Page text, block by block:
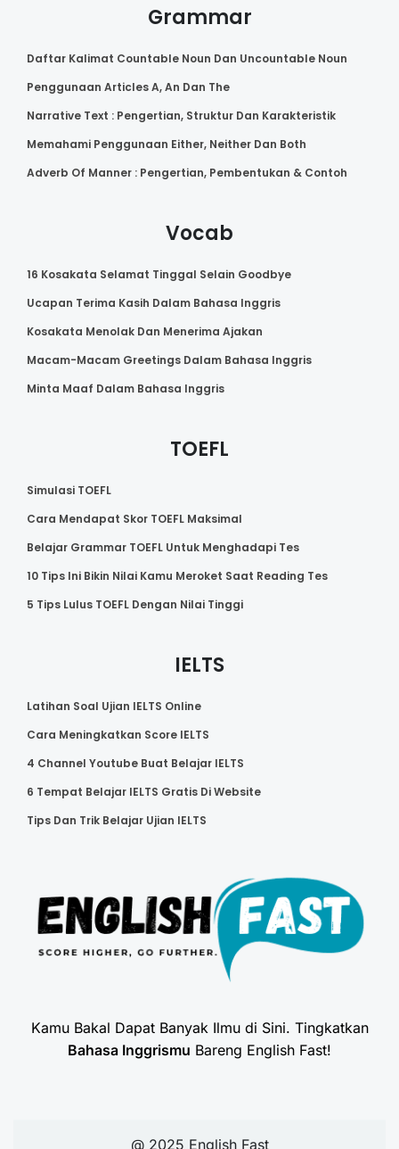
Grammar
Daftar Kalimat Countable Noun Dan Uncountable Noun
Penggunaan Articles A, An Dan The
Narrative Text : Pengertian, Struktur Dan Karakteristik
Memahami Penggunaan Either, Neither Dan Both
Adverb Of Manner : Pengertian, Pembentukan & Contoh
Vocab
16 Kosakata Selamat Tinggal Selain Goodbye
Ucapan Terima Kasih Dalam Bahasa Inggris
Kosakata Menolak Dan Menerima Ajakan
Macam-Macam Greetings Dalam Bahasa Inggris
Minta Maaf Dalam Bahasa Inggris
TOEFL
Simulasi TOEFL
Cara Mendapat Skor TOEFL Maksimal
Belajar Grammar TOEFL Untuk Menghadapi Tes
10 Tips Ini Bikin Nilai Kamu Meroket Saat Reading Tes
5 Tips Lulus TOEFL Dengan Nilai Tinggi
IELTS
Latihan Soal Ujian IELTS Online
Cara Meningkatkan Score IELTS
4 Channel Youtube Buat Belajar IELTS
6 Tempat Belajar IELTS Gratis Di Website
Tips Dan Trik Belajar Ujian IELTS
Kamu Bakal Dapat Banyak Ilmu di Sini. Tingkatkan
Bahasa Inggrismu Bareng English Fast!
@ 2025 English Fast